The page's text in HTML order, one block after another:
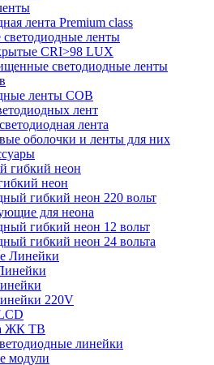
лента Premium class
ленты
CRI>98 LUX
светодиодные ленты
ленты COB
лент
лента
оболочки и ленты для них
неон
гибкий неон 220 вольт
для неона
гибкий неон 12 вольт
гибкий неон 24 вольта
220V
ЖК ТВ
линейки